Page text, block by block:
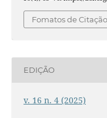
Fomatos de Citação
EDIÇÃO
v. 16 n. 4 (2025)